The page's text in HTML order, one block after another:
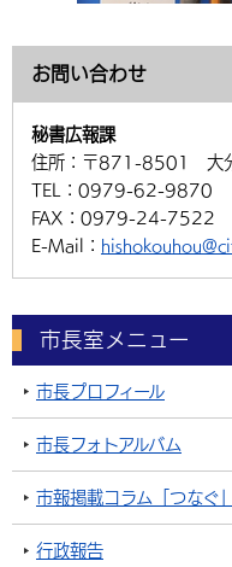
お問い合わせ
秘書広報課
住所： 〒871-8501 大分
TEL： 0979-62-9870
FAX： 0979-24-7522
E-Mail：
市長室メニュー
市長プロフィール
市長フォトアルバム
市報掲載コラム「つなぐ」
行政報告